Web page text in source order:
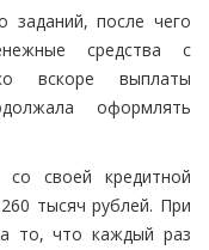
заданий, после чего
средства с
вскоре выплаты
оформлять
со своей кредитной
тысяч рублей. При
то, что каждый раз